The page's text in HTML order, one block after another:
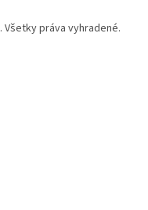
. Všetky práva vyhradené.